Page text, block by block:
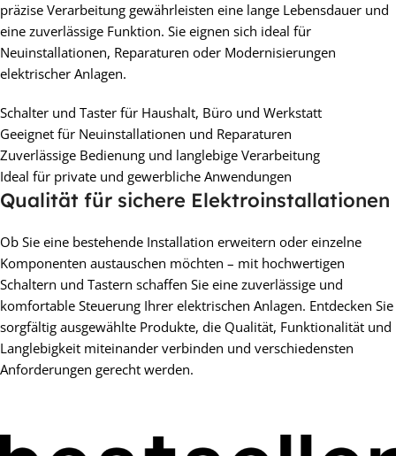
präzise Verarbeitung gewährleisten eine lange Lebensdauer und
eine zuverlässige Funktion. Sie eignen sich ideal für
Neuinstallationen, Reparaturen oder Modernisierungen
elektrischer Anlagen.
Schalter und Taster für Haushalt, Büro und Werkstatt
Geeignet für Neuinstallationen und Reparaturen
Zuverlässige Bedienung und langlebige Verarbeitung
Ideal für private und gewerbliche Anwendungen
Qualität für sichere Elektroinstallationen
Ob Sie eine bestehende Installation erweitern oder einzelne
Komponenten austauschen möchten – mit hochwertigen
Schaltern und Tastern schaffen Sie eine zuverlässige und
komfortable Steuerung Ihrer elektrischen Anlagen. Entdecken Sie
sorgfältig ausgewählte Produkte, die Qualität, Funktionalität und
Langlebigkeit miteinander verbinden und verschiedensten
Anforderungen gerecht werden.